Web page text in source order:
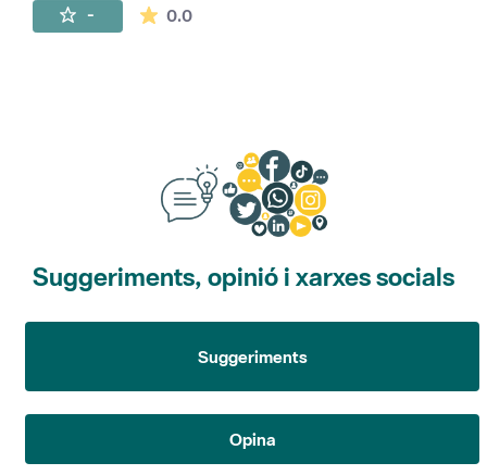
- 0.0La mitjana de les valoracions és de 0
Suggeriments, opinió i xarxes socials
Suggeriments
Opina